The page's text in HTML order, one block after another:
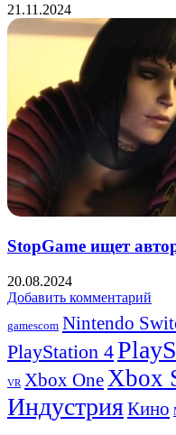
21.11.2024
StopGame ищет
20.08.2024
Добавить комментарий
gamescom Nintendo
PlayStation 4
VR Xbox OneXbox
ИндустрияКино